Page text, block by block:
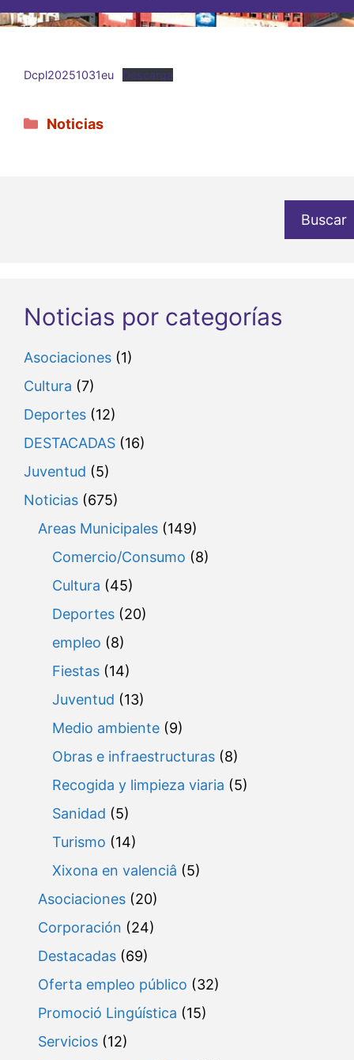
Dcpl20251031eu Descarga
Categorías
Noticias
Buscar
Noticias por categorías
Asociaciones (1)
Cultura (7)
Deportes (12)
DESTACADAS (16)
Juventud (5)
Noticias (675)
Areas Municipales (149)
Comercio/Consumo (8)
Cultura (45)
Deportes (20)
empleo (8)
Fiestas (14)
Juventud (13)
Medio ambiente (9)
Obras e infraestructuras (8)
Recogida y limpieza viaria (5)
Sanidad (5)
Turismo (14)
Xixona en valenciâ (5)
Asociaciones (20)
Corporación (24)
Destacadas (69)
Oferta empleo público (32)
Promoció Lingúística (15)
Servicios (12)